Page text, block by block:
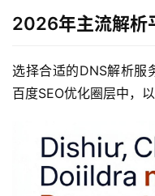
2026年主流解析
选择合适的DNS解析服
百度SEO优化圈层中，